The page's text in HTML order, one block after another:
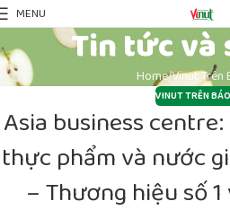
MENU
Tin tức và
HomeVinut Trên
VINUT TRÊN
Asia business
thực phẩm và nước
– Thương hiệu số